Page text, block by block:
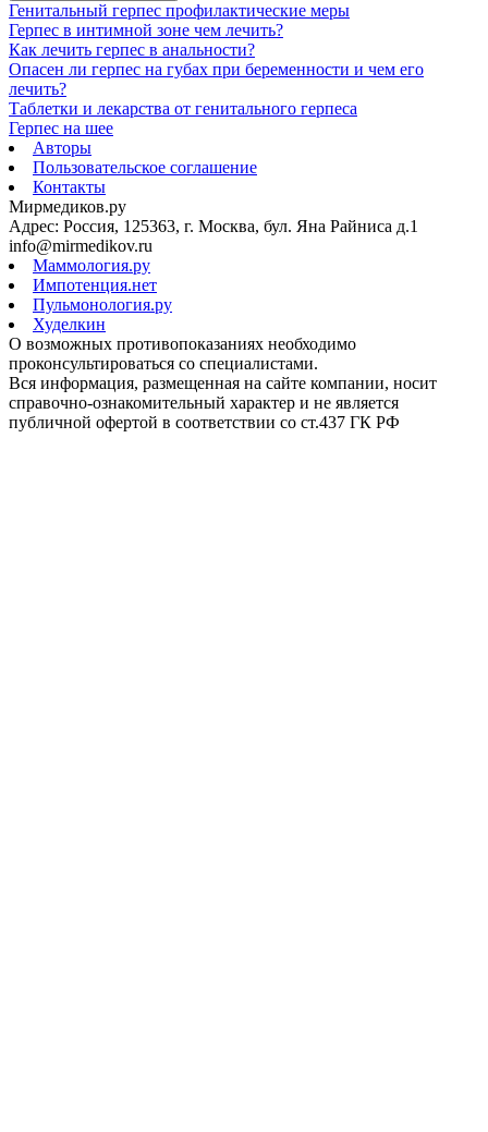
Генитальный герпес профилактические меры
Герпес в интимной зоне чем лечить?
Как лечить герпес в анальности?
Опасен ли герпес на губах при беременности и чем его
лечить?
Таблетки и лекарства от генитального герпеса
Герпес на шее
Авторы
Пользовательское соглашение
Контакты
Мирмедиков.ру
Адрес: Россия, 125363, г. Москва, бул. Яна Райниса д.1
info@mirmedikov.ru
Маммология.ру
Импотенция.нет
Пульмонология.ру
Худелкин
О возможных противопоказаниях необходимо
проконсультироваться со специалистами.
Вся информация, размещенная на сайте компании, носит
справочно-ознакомительный характер и не является
публичной офертой в соответствии со ст.437 ГК РФ